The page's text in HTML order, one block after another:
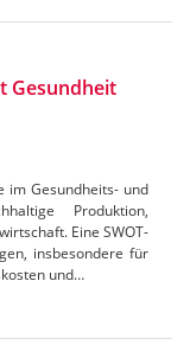
Gesundheit
im Gesundheits- und
Produktion,
Eine SWOT-
insbesondere für
und…